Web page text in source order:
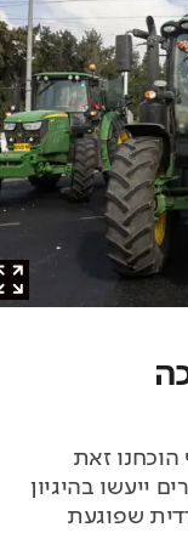
זאת
בהיגיון
שפוגעת